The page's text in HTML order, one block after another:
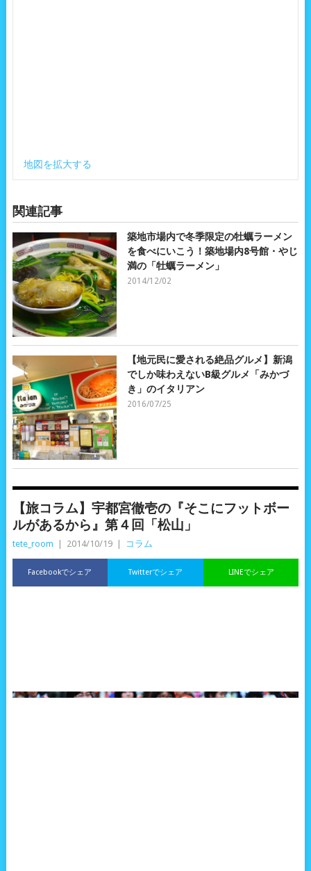
地図を拡大する
関連記事
築地市場内で冬季限定の牡蠣ラーメン
を食べにいこう！築地場内8号館・やじ
満の「牡蠣ラーメン」
2014/12/02
【地元民に愛される絶品グルメ】新潟
でしか味わえないB級グルメ「みかづ
き」のイタリアン
2016/07/25
【旅コラム】宇都宮徹壱の『そこにフットボー
ルがあるから』第４回「松山」
tete_room 2014/10/19 コラム
Facebookでシェア LINEでシェア
Twitterでシェア